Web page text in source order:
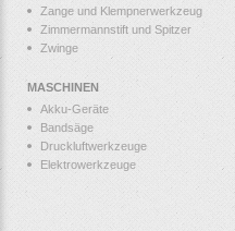
Zange und Klempnerwerkzeug
Zimmermannstift und Spitzer
Zwinge
MASCHINEN
Akku-Geräte
Bandsäge
Druckluftwerkzeuge
Elektrowerkzeuge